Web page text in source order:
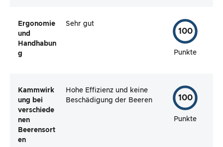
Ergonomie
und
Handhabun
g
Sehr gut
100
Punkte
Kammwirk
ung bei
verschiede
nen
Beerensort
en
Hohe Effizienz und keine
Beschädigung der Beeren
100
Punkte